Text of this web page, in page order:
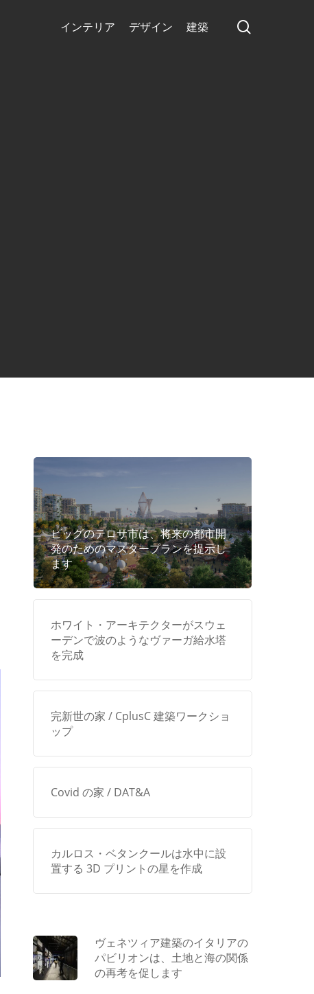
インテリア デザイン 建築
ビッグのテロサ市は、将来の都市開
発のためのマスタープランを提示し
ます
ホワイト・アーキテクターがスウェ
ーデンで波のようなヴァーガ給水塔
を完成
完新世の家 / CplusC 建築ワークショ
ップ
Covid の家 / DAT&A
カルロス・ベタンクールは水中に設
置する 3D プリントの星を作成
ヴェネツィア建築のイタリアの
パビリオンは、土地と海の関係
の再考を促します